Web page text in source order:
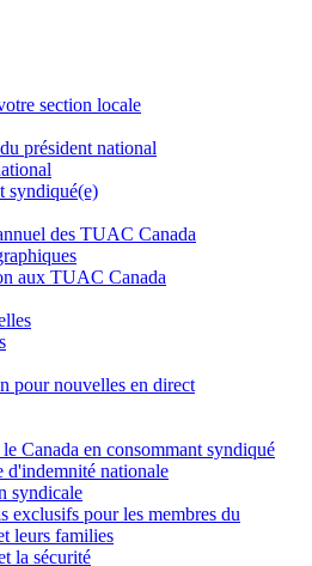
section locale
président national
syndiqué(e)
des TUAC Canada
aux TUAC Canada
pour nouvelles en direct
le Canada en consommant syndiqué
d'indemnité nationale
syndicale
exclusifs pour les membres du
leurs families
la sécurité